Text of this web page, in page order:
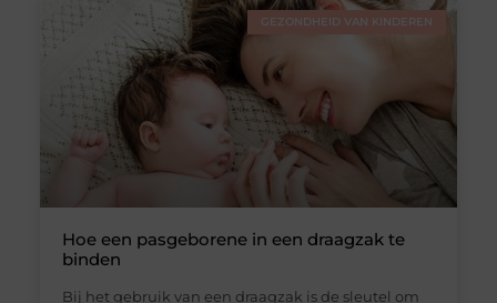
GEZONDHEID VAN KINDEREN
Hoe een pasgeborene in een draagzak te
binden
Bij het gebruik van een draagzak is de sleutel om